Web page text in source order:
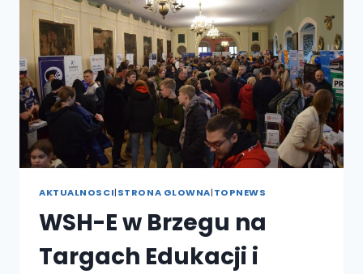
AKTUALNOSCI|STRONA GLOWNA|TOPNEWS
WSH-E w Brzegu na
Targach Edukacji i